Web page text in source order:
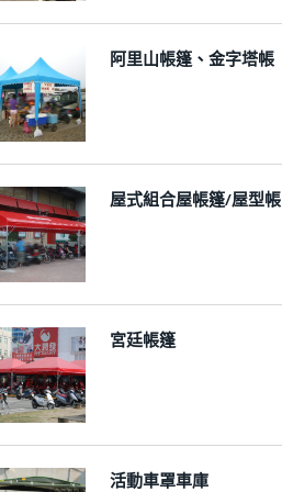
阿里山帳篷、金字塔帳
屋式組合屋帳篷/屋型帳
宮廷帳篷
活動車罩車庫